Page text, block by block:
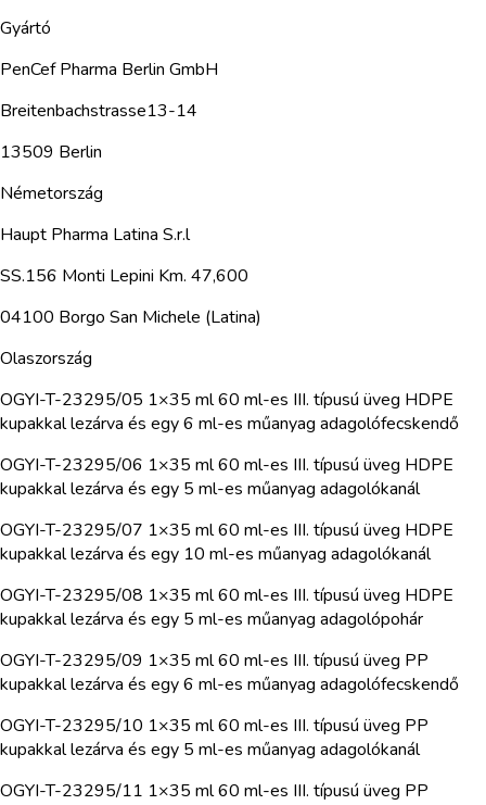
Gyártó
PenCef Pharma Berlin GmbH
Breitenbachstrasse13-14
13509 Berlin
Németország
Haupt Pharma Latina S.r.l
SS.156 Monti Lepini Km. 47,600
04100 Borgo San Michele (Latina)
Olaszország
OGYI-T-23295/05 1×35 ml 60 ml-es III. típusú üveg HDPE
kupakkal lezárva és egy 6 ml-es műanyag adagolófecskendő
OGYI-T-23295/06 1×35 ml 60 ml-es III. típusú üveg HDPE
kupakkal lezárva és egy 5 ml-es műanyag adagolókanál
OGYI-T-23295/07 1×35 ml 60 ml-es III. típusú üveg HDPE
kupakkal lezárva és egy 10 ml-es műanyag adagolókanál
OGYI-T-23295/08 1×35 ml 60 ml-es III. típusú üveg HDPE
kupakkal lezárva és egy 5 ml-es műanyag adagolópohár
OGYI-T-23295/09 1×35 ml 60 ml-es III. típusú üveg PP
kupakkal lezárva és egy 6 ml-es műanyag adagolófecskendő
OGYI-T-23295/10 1×35 ml 60 ml-es III. típusú üveg PP
kupakkal lezárva és egy 5 ml-es műanyag adagolókanál
OGYI-T-23295/11 1×35 ml 60 ml-es III. típusú üveg PP